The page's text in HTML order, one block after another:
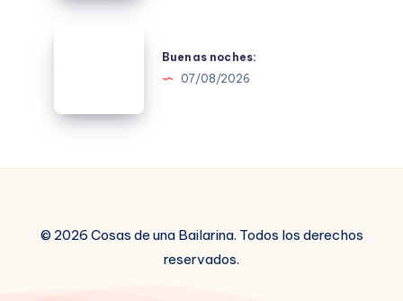
Buenas noches:
07/08/2026
© 2026 Cosas de una Bailarina. Todos los derechos
reservados.